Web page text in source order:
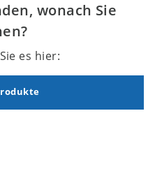
wonach Sie
es hier: